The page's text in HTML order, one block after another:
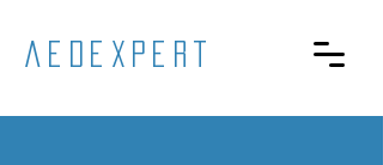
aedexpert